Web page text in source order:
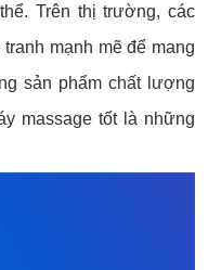
Trên thị trường, các
mạnh mẽ để mang
sản phẩm chất lượng
massage tốt là những